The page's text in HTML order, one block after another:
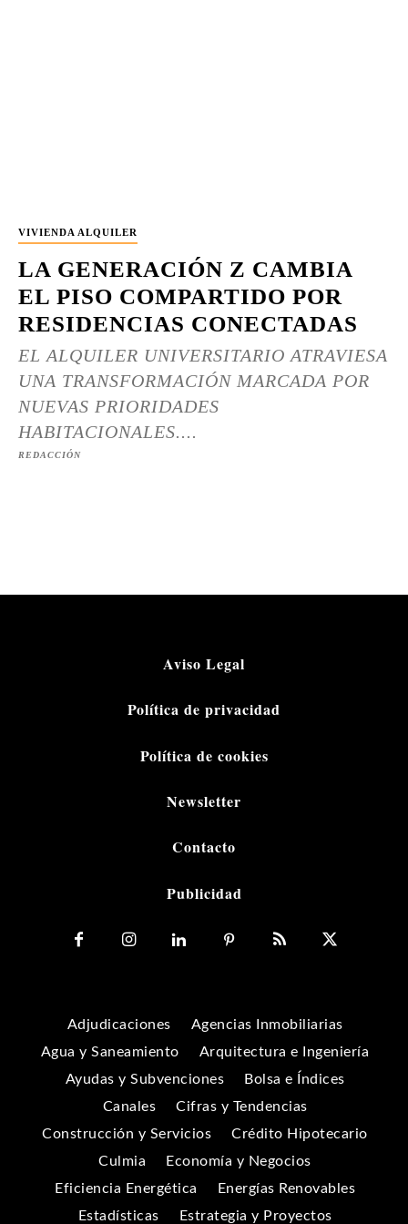
VIVIENDA ALQUILER
LA GENERACIÓN Z CAMBIA
EL PISO COMPARTIDO POR
RESIDENCIAS CONECTADAS
EL ALQUILER UNIVERSITARIO ATRAVIESA
UNA TRANSFORMACIÓN MARCADA POR
NUEVAS PRIORIDADES
HABITACIONALES....
REDACCIÓN
Aviso Legal
Política de privacidad
Política de cookies
Newsletter
Contacto
Publicidad
Adjudicaciones
Agencias Inmobiliarias
Agua y Saneamiento
Arquitectura e Ingeniería
Ayudas y Subvenciones
Bolsa e Índices
Canales
Cifras y Tendencias
Construcción y Servicios
Crédito Hipotecario
Culmia
Economía y Negocios
Eficiencia Energética
Energías Renovables
Estadísticas
Estrategia y Proyectos